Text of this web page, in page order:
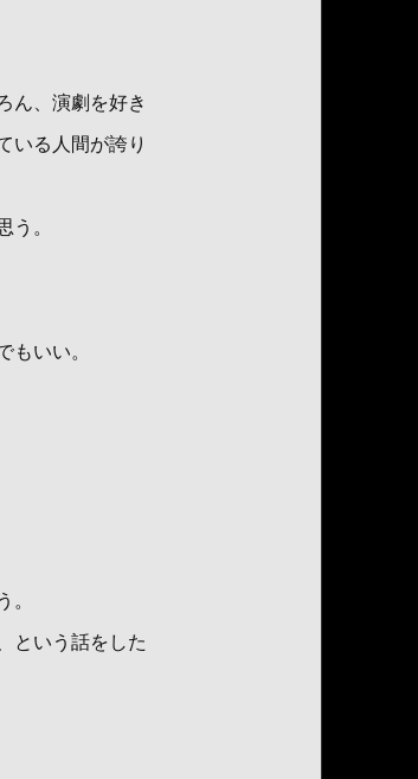
ん、演劇を好き
いる人間が誇り
。
いい。
。
という話をした